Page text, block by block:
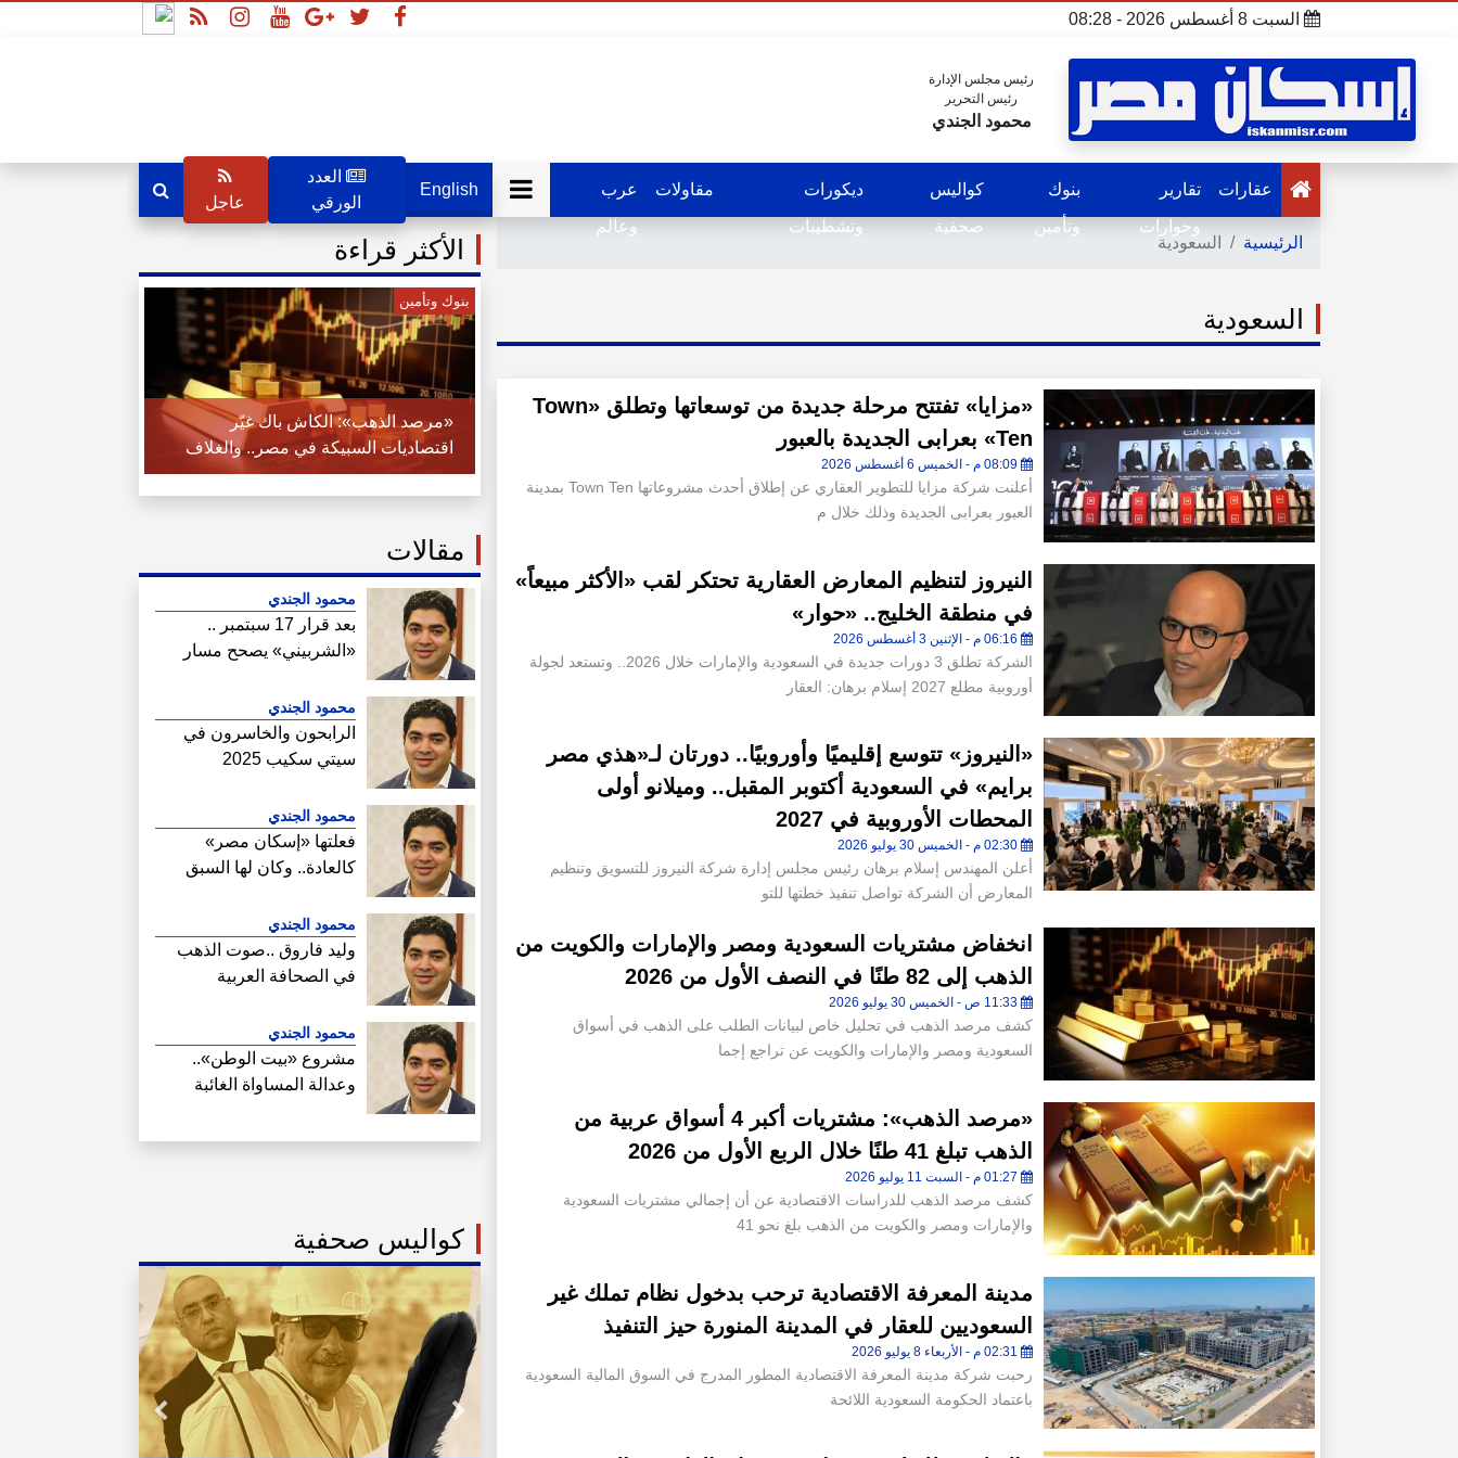
السبت 8 أغسطس 2026 - 08:28
رئيس مجلس الإدارة
رئيس التحرير
محمود الجندي
عقارات
تقارير
وحوارات
بنوك
وتأمين
كواليس
صحفية
ديكورات
وتشطيبات
مقاولات
عرب
وعالم
English
العدد
الورقي
عاجل
الرئيسية السعودية
السعودية
«مزايا» تفتتح مرحلة جديدة من توسعاتها وتطلق «Town
Ten» بعرابى الجديدة بالعبور
08:09 م - الخميس 6 أغسطس 2026
أعلنت شركة مزايا للتطوير العقاري عن إطلاق أحدث مشروعاتها Town Ten بمدينة
العبور بعرابى الجديدة وذلك خلال م
النيروز لتنظيم المعارض العقارية تحتكر لقب «الأكثر مبيعاً»
في منطقة الخليج.. «حوار»
الشركة تطلق 3 دورات جديدة في السعودية والإمارات خلال 2026.. وتستعد لجولة
أوروبية مطلع 2027 إسلام برهان: العقار
«النيروز» تتوسع إقليميًا وأوروبيًا.. دورتان لـ«هذي مصر
برايم» في السعودية أكتوبر المقبل.. وميلانو أولى
المحطات الأوروبية في 2027
02:30 م - الخميس 30 يوليو 2026
أعلن المهندس إسلام برهان رئيس مجلس إدارة شركة النيروز للتسويق وتنظيم
المعارض أن الشركة تواصل تنفيذ خطتها للتو
انخفاض مشتريات السعودية ومصر والإمارات والكويت من
الذهب إلى 82 طنًا في النصف الأول من 2026
11:33 ص - الخميس 30 يوليو 2026
كشف مرصد الذهب في تحليل خاص لبيانات الطلب على الذهب في أسواق
السعودية ومصر والإمارات والكويت عن تراجع إجما
«مرصد الذهب»: مشتريات أكبر 4 أسواق عربية من
الذهب تبلغ 41 طنًا خلال الربع الأول من 2026
كشف مرصد الذهب للدراسات الاقتصادية عن أن إجمالي مشتريات السعودية
والإمارات ومصر والكويت من الذهب بلغ نحو 41
مدينة المعرفة الاقتصادية ترحب بدخول نظام تملك غير
السعوديين للعقار في المدينة المنورة حيز التنفيذ
رحبت شركة مدينة المعرفة الاقتصادية المطور المدرج في السوق المالية السعودية
باعتماد الحكومة السعودية اللائحة
الأكثر قراءة
بنوك وتأمين
«مرصد الذهب»: الكاش باك غيّر
اقتصاديات السبيكة في مصر.. والغلاف
تحول من حماية الذهب إلى قيمة مالية
مقالات
محمود الجندي
بعد قرار 17 سبتمبر ..
«الشربيني» يصحح مسار
محمود الجندي
الرابحون والخاسرون في
سيتي سكيب 2025
محمود الجندي
فعلتها «إسكان مصر»
كالعادة.. وكان لها السبق
أراضي الساحل الشمالي
محمود الجندي
وليد فاروق ..صوت الذهب
في الصحافة العربية
محمود الجندي
مشروع «بيت الوطن»..
وعدالة المساواة الغائبة
كواليس صحفية